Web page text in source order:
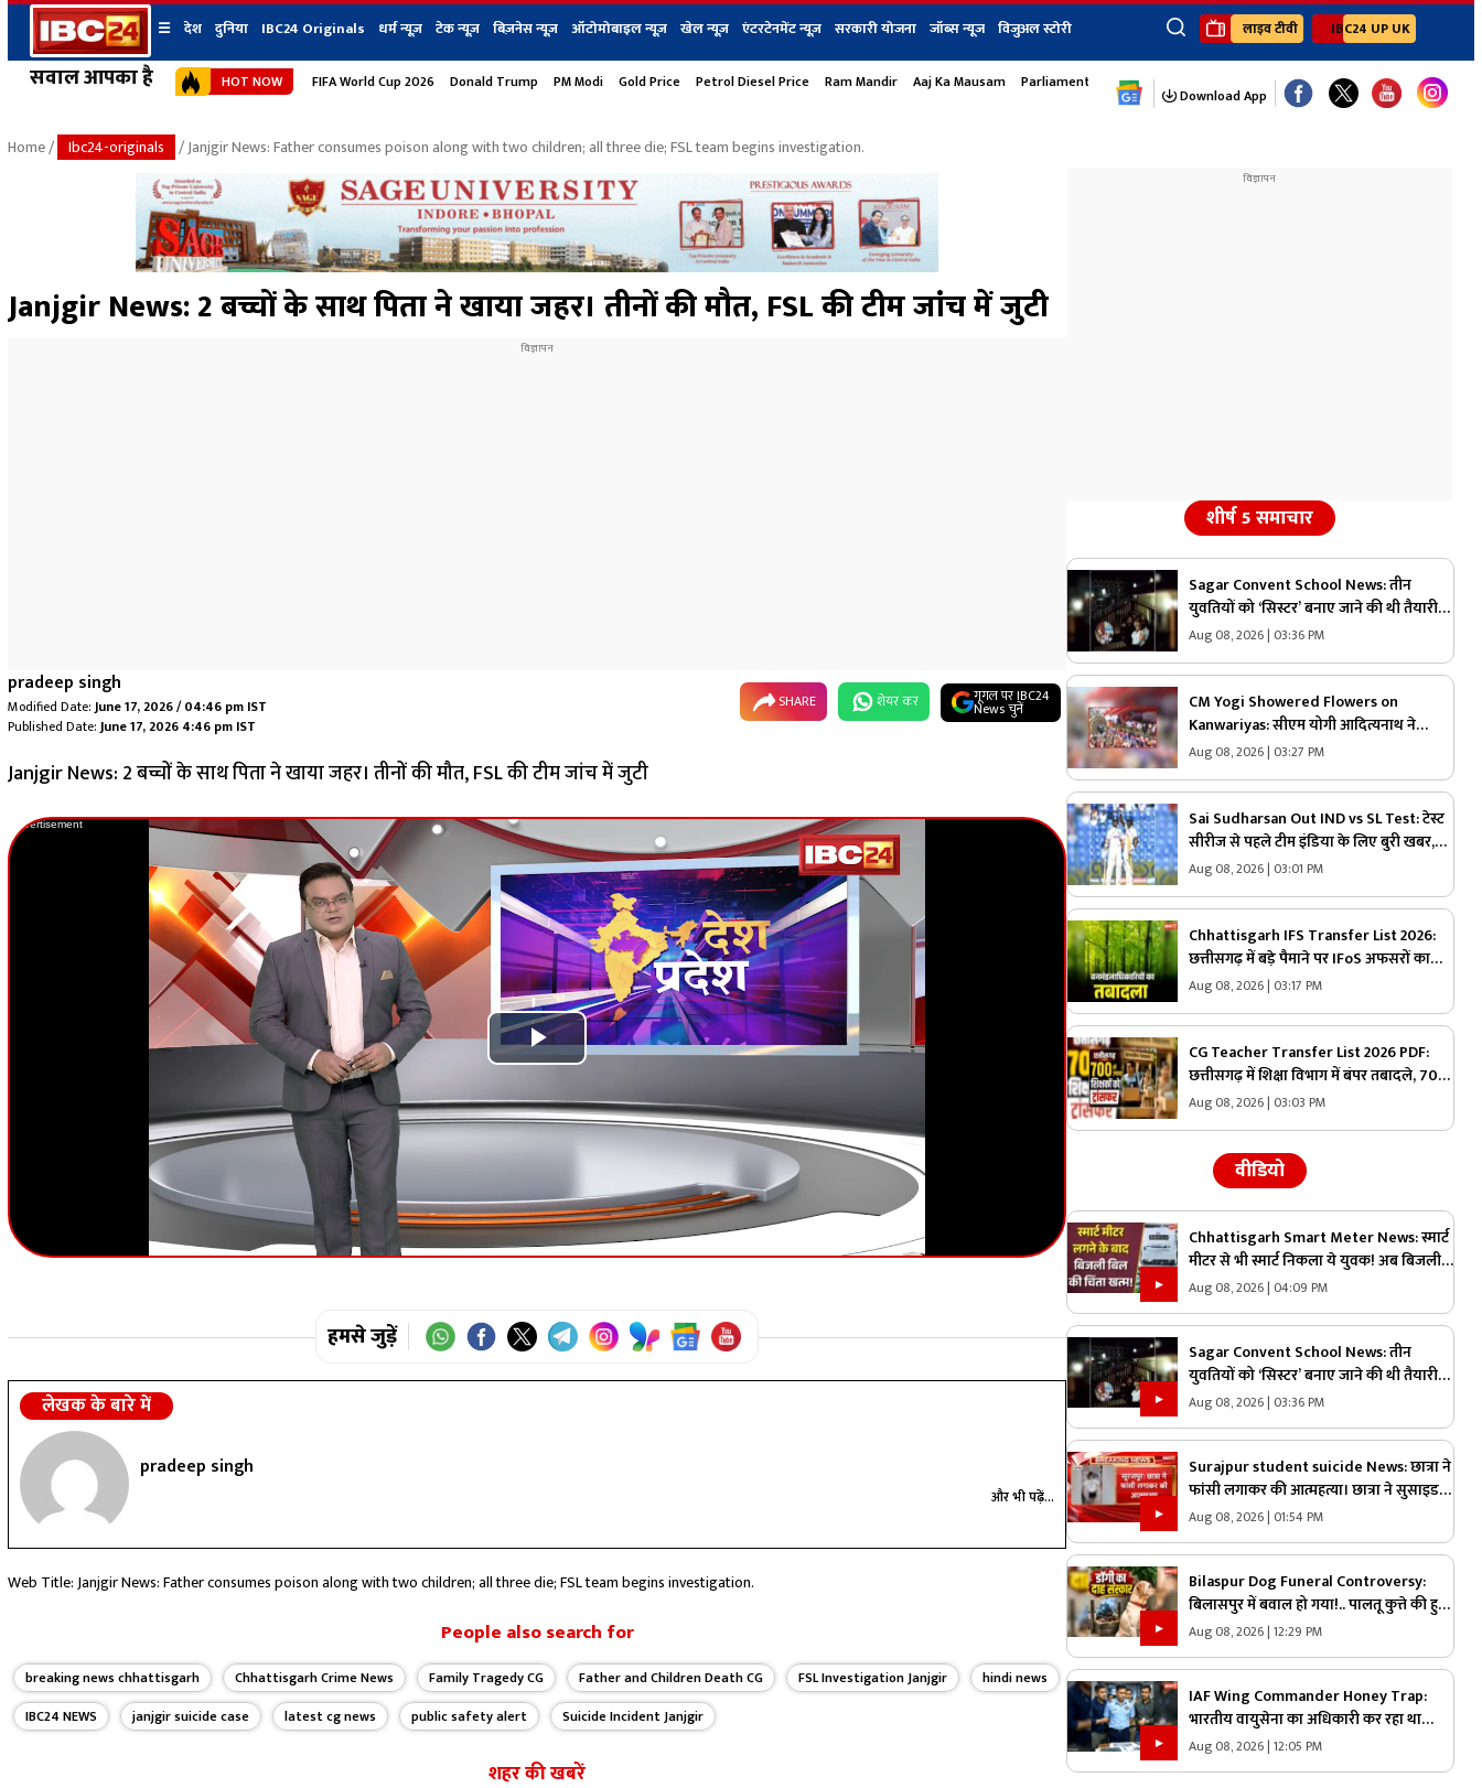
सवाल आपका है
☰ देश दुनिया IBC24 Originals धर्म न्यूज़ टेक न्यूज़ बिज़नेस न्यूज़ ऑटोमोबाइल न्यूज़ खेल न्यूज़ एंटरटेनमेंट न्यूज़ सरकारी योजना जॉब्स न्यूज विजुअल स्टोरी
×
छत्तीसगढ़ न्यूज
उत्तर प्रदेश न्यूज
बिहार न्यूज
उत्तराखंड न्यूज
हिमाचल प्रदेश न्यूज
शहर
भोपाल
जबलपुर
ग्वालियर
रायपुर
दुनिया IBC24 Originals
शेयर बाज़ार गैजेट्स न्यूज
जॉब्स न्यूज Youtube Channels
Ibc24 Jankarwan
लाइव टीवी IBC24 UP UK
HOT NOW FIFA World Cup 2026 Donald Trump PM Modi Gold Price Petrol Diesel Price Ram Mandir Aaj Ka Mausam Parliament Monsoon Session
Download App
Home/ Ibc24-originals / Janjgir News: Father consumes poison along with two children; all three die; FSL team begins investigation.
Janjgir News: 2 बच्चों के साथ पिता ने खाया जहर। तीनों की मौत, FSL की टीम जांच में जुटी
pradeep singh
Modified Date:June 17, 2026 / 04:46 pm IST
Published Date:June 17, 2026 4:46 pm IST
SHARE शेयर कर गूगल पर IBC24
News चुनें
Janjgir News: 2 बच्चों के साथ पिता ने खाया जहर। तीनों की मौत, FSL की टीम जांच में जुटी
Play
Video
Advertisement
हमसे जुड़ें
लेखक के बारे में
pradeep singh
और भी पढ़ें...
Web Title: Janjgir News: Father consumes poison along with two children; all three die; FSL team begins investigation.
People also search for
breaking news chhattisgarh Chhattisgarh Crime News Family Tragedy CG Father and Children Death CG FSL Investigation Janjgir
hindi news
IBC24 NEWS
janjgir suicide case latest cg news public safety alert Suicide Incident Janjgir
शहर की खबरें
शीर्ष 5 समाचार
Sagar Convent School News: तीन
युवतियों को ‘सिस्टर’ बनाए जाने की थी तैयारी…
तभी आ धमके हिन्दू संगठन के लोग और पुलिस,
Aug 08, 2026 | 03:36 PM
CM Yogi Showered Flowers on
Kanwariyas: सीएम योगी आदित्यनाथ ने
कांवड़ियों पर की पुष्पवर्षा, की जनता की सुख-
Aug 08, 2026 | 03:27 PM
Sai Sudharsan Out IND vs SL Test: टेस्ट
सीरीज से पहले टीम इंडिया के लिए बुरी खबर,
बुमराह के बाद अब ये मैच विनर खिलाड़ी हुआ
Aug 08, 2026 | 03:01 PM
Chhattisgarh IFS Transfer List 2026:
छत्तीसगढ़ में बड़े पैमाने पर IFoS अफसरों का
तबादला.. भावसे जितेंद्र उपाध्याय को कटघोरा
Aug 08, 2026 | 03:17 PM
CG Teacher Transfer List 2026 PDF:
छत्तीसगढ़ में शिक्षा विभाग में बंपर तबादले, 700
से अधिक शिक्षकों-प्रधान पाठकों का ट्रांसफर
Aug 08, 2026 | 03:03 PM
वीडियो
Chhattisgarh Smart Meter News: स्मार्ट
मीटर से भी स्मार्ट निकला ये युवक! अब बिजली
बिल की चिंता खत्म |
Aug 08, 2026 | 04:09 PM
Sagar Convent School News: तीन
युवतियों को ‘सिस्टर’ बनाए जाने की थी तैयारी…
तभी आ धमके हिन्दू संगठन के लोग और पुलिस,
स्कूल में मचा बवाल
Aug 08, 2026 | 03:36 PM
Surajpur student suicide News: छात्रा ने
फांसी लगाकर की आत्महत्या। छात्रा ने सुसाइड
नोट में माता-पिता से मांगी माफी
Aug 08, 2026 | 01:54 PM
Bilaspur Dog Funeral Controversy:
बिलासपुर में बवाल हो गया!.. पालतू कुत्ते की हुई
मौत तो लेकर पहुंचे श्मशान, किया दाह संस्कार
तो शुरू हो गया हंगामा
Aug 08, 2026 | 12:29 PM
IAF Wing Commander Honey Trap:
भारतीय वायुसेना का अधिकारी कर रहा था
पाकिस्तान के लिए जासूसी.. हनीट्रैप में फंसकर
किया कुछ ऐसा जानकार रह जायेंगे हैरान
Aug 08, 2026 | 12:05 PM